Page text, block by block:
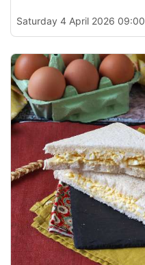
Saturday 4 April 2026 09:00